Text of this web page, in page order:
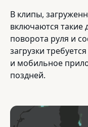
В клипы,
включаются такие
поворота руля и
загрузки
и мобильное
поздней.